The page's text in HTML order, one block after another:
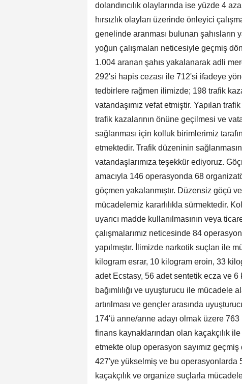
dolandırıcılık olaylarında ise yüzde 4
hırsızlık olayları üzerinde önleyici
genelinde aranması bulunan
yoğun çalışmaları neticesiyle geçmiş
1.004 aranan şahıs yakalanarak adli
292'si hapis cezası ile 712'si ifadeye
tedbirlere rağmen ilimizde; 198 trafik
vatandaşımız vefat etmiştir. Yapılan
trafik kazalarının önüne geçilmesi ve
sağlanması için kolluk birimlerimiz
etmektedir. Trafik düzeninin
vatandaşlarımıza teşekkür ediyoruz.
amacıyla 146 operasyonda 68
göçmen yakalanmıştır. Düzensiz göçü
mücadelemiz kararlılıkla sürmektedir.
uyarıcı madde kullanılmasının veya
çalışmalarımız neticesinde 84
yapılmıştır. İlimizde narkotik suçları ile
kilogram esrar, 10 kilogram eroin, 33
adet Ecstasy, 56 adet sentetik ecza ve
bağımlılığı ve uyuşturucu ile mücadele
artırılması ve gençler arasında
174'ü anne/anne adayı olmak üzere 763
finans kaynaklarından olan kaçakçılık
etmekte olup operasyon sayımız
427'ye yükselmiş ve bu operasyonlarda
kaçakçılık ve organize suçlarla